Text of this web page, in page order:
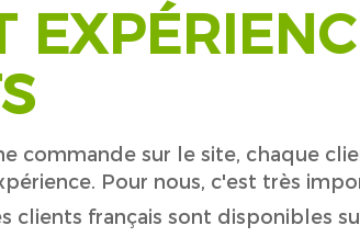
commande sur le site, chaque
Pour nous, c'est très
clients français sont disponibles